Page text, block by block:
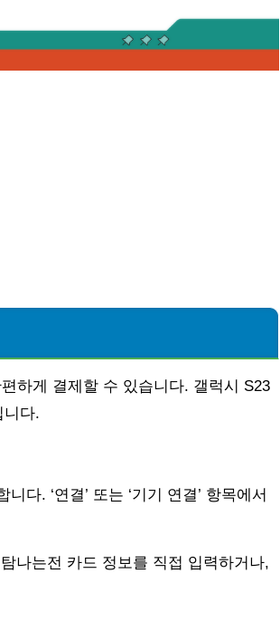
하게 결제할 수 있습니다. 갤럭시 S23
니다.
다. ‘연결’ 또는 ‘기기 연결’ 항목에서
나는전 카드 정보를 직접 입력하거나,